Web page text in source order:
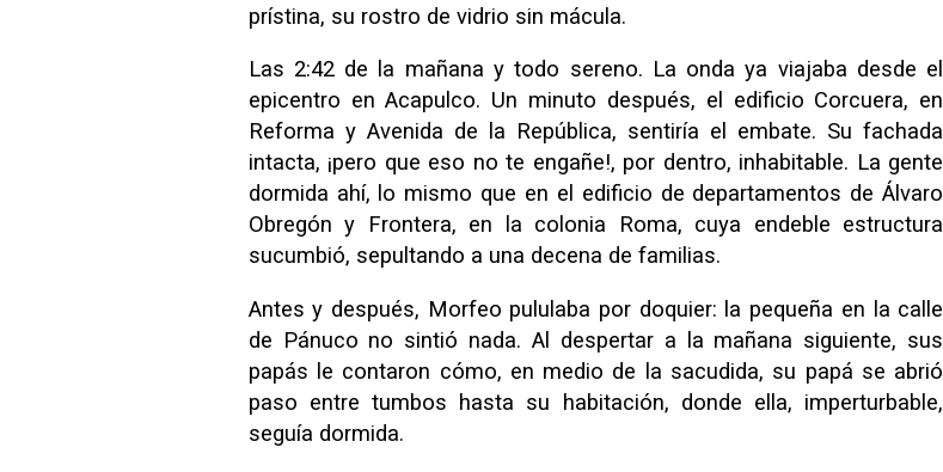
prístina, su rostro de vidrio sin mácula.
Las 2:42 de la mañana y todo sereno. La onda ya viajaba desde el
epicentro en Acapulco. Un minuto después, el edificio Corcuera, en
Reforma y Avenida de la República, sentiría el embate. Su fachada
intacta, ¡pero que eso no te engañe!, por dentro, inhabitable. La gente
dormida ahí, lo mismo que en el edificio de departamentos de Álvaro
Obregón y Frontera, en la colonia Roma, cuya endeble estructura
sucumbió, sepultando a una decena de familias.
Antes y después, Morfeo pululaba por doquier: la pequeña en la calle
de Pánuco no sintió nada. Al despertar a la mañana siguiente, sus
papás le contaron cómo, en medio de la sacudida, su papá se abrió
paso entre tumbos hasta su habitación, donde ella, imperturbable,
seguía dormida.